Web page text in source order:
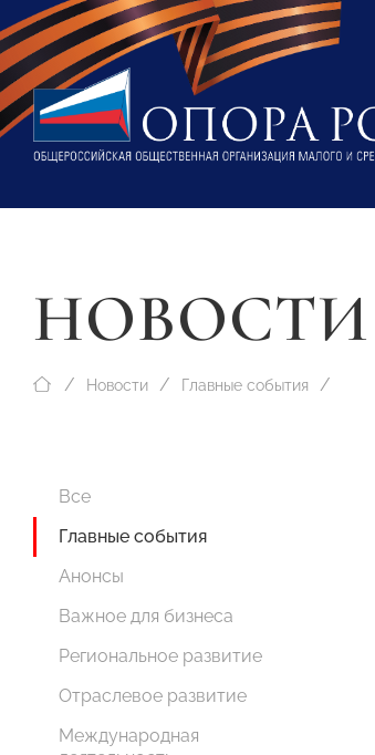
НОВОСТИ
Новости Главные события
Все
Главные события
Анонсы
Важное для бизнеса
Региональное развитие
Отраслевое развитие
Международная